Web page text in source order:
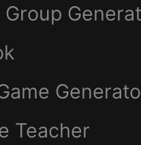
Group
Teacher